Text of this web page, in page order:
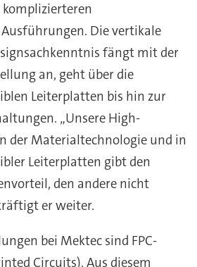
Die vertikale
fängt mit der
an, geht über die
Leiterplatten bis hin zur
„Unsere High-
der Materialtechnologie und in
Leiterplatten gibt den
den andere nicht
er weiter.
bei Mektec sind FPC-
Circuits). Aus diesem